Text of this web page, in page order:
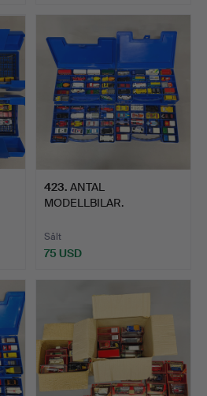
423. ANTAL
MODELLBILAR.
Sålt
75 USD